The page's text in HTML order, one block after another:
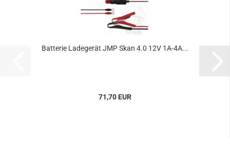
Batterie Ladegerät JMP Skan 4.0 12V 1A-4A...
71,70 EUR